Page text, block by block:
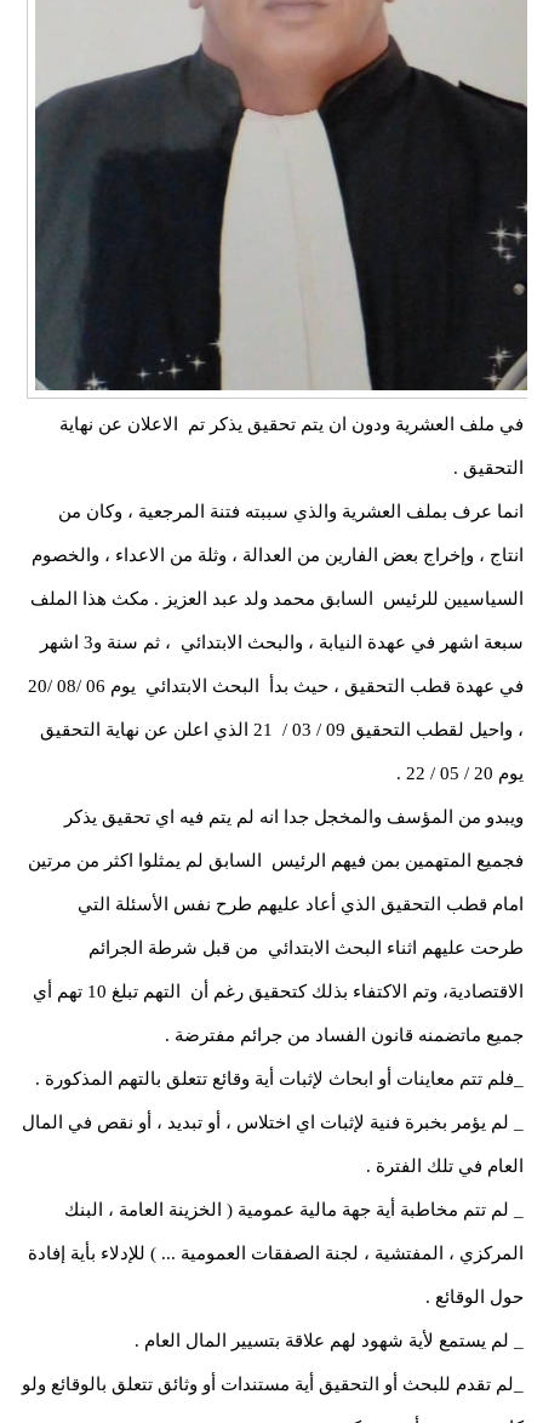
في ملف العشرية ودون ان يتم تحقيق يذكر تم الاعلان عن نهاية
التحقيق .
انما عرف بملف العشرية والذي سببته فتنة المرجعية ، وكان من
انتاج ، وإخراج بعض الفارين من العدالة ، وثلة من الاعداء ، والخصوم
السياسيين للرئيس السابق محمد ولد عبد العزيز . مكث هذا الملف
سبعة اشهر في عهدة النيابة ، والبحث الابتدائي ، ثم سنة و3 اشهر
في عهدة قطب التحقيق ، حيث بدأ البحث الابتدائي يوم 06 /08 /20
، واحيل لقطب التحقيق 09 / 03 / 21 الذي اعلن عن نهاية التحقيق
يوم 20 / 05 / 22 .
ويبدو من المؤسف والمخجل جدا انه لم يتم فيه اي تحقيق يذكر
فجميع المتهمين بمن فيهم الرئيس السابق لم يمثلوا اكثر من مرتين
امام قطب التحقيق الذي أعاد عليهم طرح نفس الأسئلة التي
طرحت عليهم اثناء البحث الابتدائي من قبل شرطة الجرائم
الاقتصادية، وتم الاكتفاء بذلك كتحقيق رغم أن التهم تبلغ 10 تهم أي
جميع ماتضمنه قانون الفساد من جرائم مفترضة .
_فلم تتم معاينات أو ابحاث لإثبات أية وقائع تتعلق بالتهم المذكورة .
_ لم يؤمر بخبرة فنية لإثبات اي اختلاس ، أو تبديد ، أو نقص في المال
العام في تلك الفترة .
_ لم تتم مخاطبة أية جهة مالية عمومية ( الخزينة العامة ، البنك
المركزي ، المفتشية ، لجنة الصفقات العمومية ... ) للإدلاء بأية إفادة
حول الوقائع .
_ لم يستمع لأية شهود لهم علاقة بتسيير المال العام .
_لم تقدم للبحث أو التحقيق أية مستندات أو وثائق تتعلق بالوقائع ولو